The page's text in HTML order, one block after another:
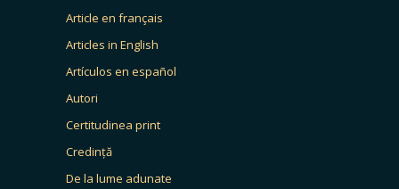
Article en français
Articles in English
Artículos en español
Autori
Certitudinea print
Credință
De la lume adunate